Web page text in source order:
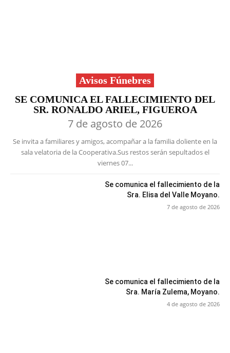
Avisos Fúnebres
SE COMUNICA EL FALLECIMIENTO DEL
SR. RONALDO ARIEL, FIGUEROA
7 de agosto de 2026
Se invita a familiares y amigos, acompañar a la familia doliente en la
sala velatoria de la Cooperativa.Sus restos serán sepultados el
viernes 07...
Se comunica el fallecimiento de la
Sra. Elisa del Valle Moyano.
7 de agosto de 2026
Se comunica el fallecimiento de la
Sra. María Zulema, Moyano.
4 de agosto de 2026